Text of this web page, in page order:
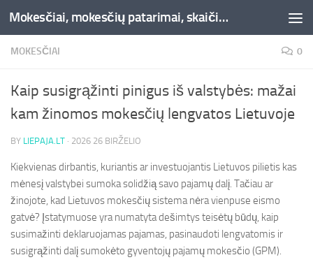
Skip to content Mokesčiai, mokesčių patarimai, skaičiuoklės, straipsniai -Liepaja.lt
MOKESČIAI 0
Kaip susigrąžinti pinigus iš valstybės: mažai
kam žinomos mokesčių lengvatos Lietuvoje
BY LIEPAJA.LT · 2026 26 BIRŽELIO
Kiekvienas dirbantis, kuriantis ar investuojantis Lietuvos pilietis kas
mėnesį valstybei sumoka solidžią savo pajamų dalį. Tačiau ar
žinojote, kad Lietuvos mokesčių sistema nėra vienpuse eismo
gatvė? Įstatymuose yra numatyta dešimtys teisėtų būdų, kaip
susimažinti deklaruojamas pajamas, pasinaudoti lengvatomis ir
susigrąžinti dalį sumokėto gyventojų pajamų mokesčio (GPM).